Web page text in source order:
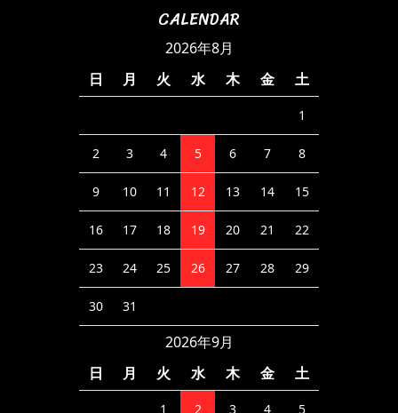
CALENDAR
2026年8月
日
月 火 水 木 金 土
1
2 3 4 5 6 7 8
9 10 11 12 13 14 15
16 17 18 19 20 21 22
23 24 25 26 27 28 29
30 31
2026年9月
日
月 火 水 木 金 土
1 2 3 4 5